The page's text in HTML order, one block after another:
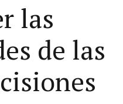
las
de las